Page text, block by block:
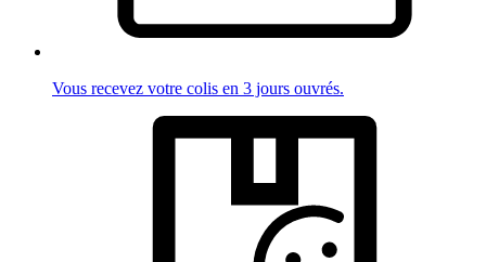
Vous recevez votre colis en 3 jours ouvrés.